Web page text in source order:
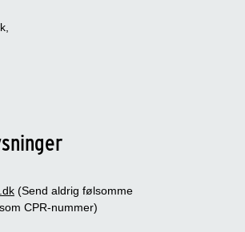
(Send aldrig følsomme
CPR-nummer)